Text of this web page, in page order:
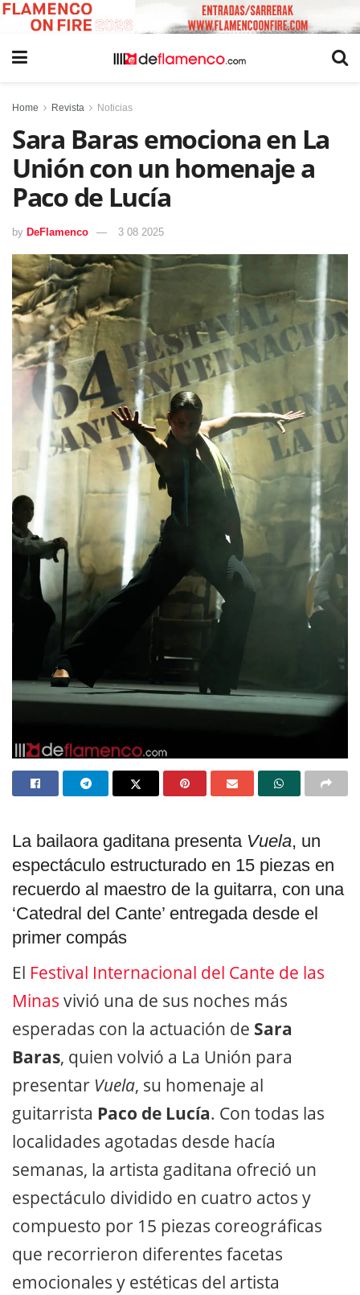
Home Revista Noticias
Sara Baras emociona en La
Unión con un homenaje a
Paco de Lucía
by DeFlamenco 3 08 2025
La bailaora gaditana presenta Vuela, un
espectáculo estructurado en 15 piezas en
recuerdo al maestro de la guitarra, con una
‘Catedral del Cante’ entregada desde el
primer compás
El Festival Internacional del Cante de las
Minas vivió una de sus noches más
esperadas con la actuación de Sara
Baras, quien volvió a La Unión para
presentar Vuela, su homenaje al
guitarrista Paco de Lucía. Con todas las
localidades agotadas desde hacía
semanas, la artista gaditana ofreció un
espectáculo dividido en cuatro actos y
compuesto por 15 piezas coreográficas
que recorrieron diferentes facetas
emocionales y estéticas del artista